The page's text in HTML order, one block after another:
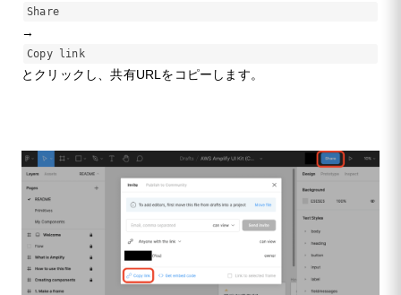
Share
→
Copy link
とクリックし、共有URLをコピーします。